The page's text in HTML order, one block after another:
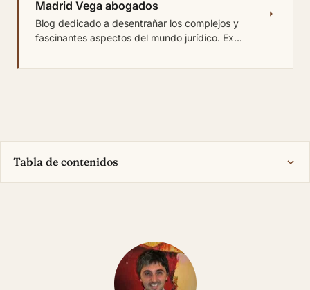
Madrid Vega abogados
Blog dedicado a desentrañar los complejos y
fascinantes aspectos del mundo jurídico. Ex...
Tabla de contenidos